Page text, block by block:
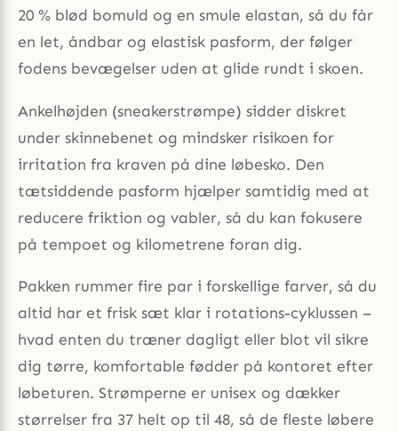
20 % blød bomuld og en smule elastan, så du får
en let, åndbar og elastisk pasform, der følger
fodens bevægelser uden at glide rundt i skoen.
Ankelhøjden (sneakerstrømpe) sidder diskret
under skinnebenet og mindsker risikoen for
irritation fra kraven på dine løbesko. Den
tætsiddende pasform hjælper samtidig med at
reducere friktion og vabler, så du kan fokusere
på tempoet og kilometrene foran dig.
Pakken rummer fire par i forskellige farver, så du
altid har et frisk sæt klar i rotations-cyklussen –
hvad enten du træner dagligt eller blot vil sikre
dig tørre, komfortable fødder på kontoret efter
løbeturen. Strømperne er unisex og dækker
størrelser fra 37 helt op til 48, så de fleste løbere